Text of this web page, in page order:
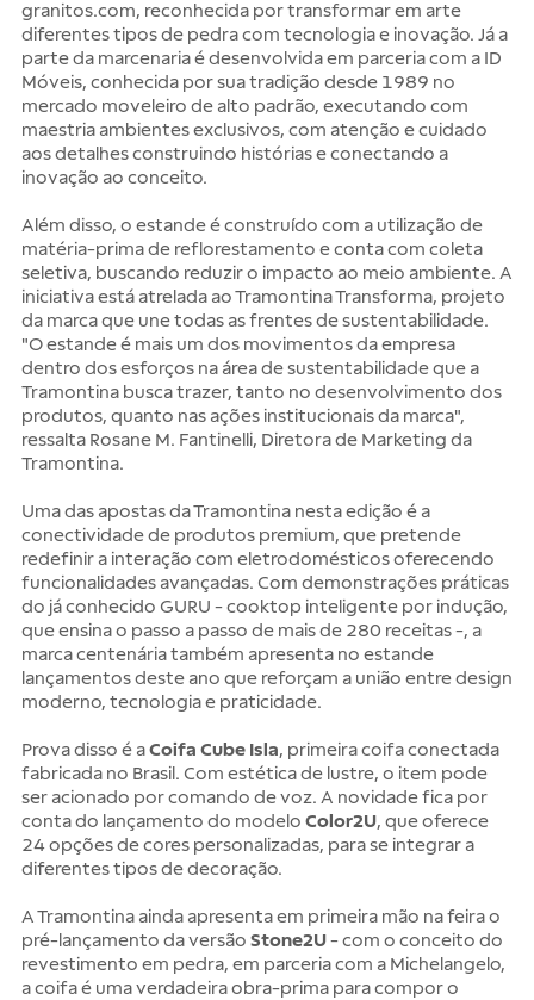
granitos.com, reconhecida por transformar em arte
diferentes tipos de pedra com tecnologia e inovação. Já a
parte da marcenaria é desenvolvida em parceria com a ID
Móveis, conhecida por sua tradição desde 1989 no
mercado moveleiro de alto padrão, executando com
maestria ambientes exclusivos, com atenção e cuidado
aos detalhes construindo histórias e conectando a
inovação ao conceito.
Além disso, o estande é construído com a utilização de
matéria-prima de reflorestamento e conta com coleta
seletiva, buscando reduzir o impacto ao meio ambiente. A
iniciativa está atrelada ao Tramontina Transforma, projeto
da marca que une todas as frentes de sustentabilidade.
"O estande é mais um dos movimentos da empresa
dentro dos esforços na área de sustentabilidade que a
Tramontina busca trazer, tanto no desenvolvimento dos
produtos, quanto nas ações institucionais da marca",
ressalta Rosane M. Fantinelli, Diretora de Marketing da
Tramontina.
Uma das apostas da Tramontina nesta edição é a
conectividade de produtos premium, que pretende
redefinir a interação com eletrodomésticos oferecendo
funcionalidades avançadas. Com demonstrações práticas
do já conhecido GURU - cooktop inteligente por indução,
que ensina o passo a passo de mais de 280 receitas -, a
marca centenária também apresenta no estande
lançamentos deste ano que reforçam a união entre design
moderno, tecnologia e praticidade.
Prova disso é aCoifa Cube Isla, primeira coifa conectada
fabricada no Brasil. Com estética de lustre, o item pode
ser acionado por comando de voz. A novidade fica por
conta do lançamento do modelo Color2U, que oferece
24 opções de cores personalizadas, para se integrar a
diferentes tipos de decoração.
A Tramontina ainda apresenta em primeira mão na feira o
pré-lançamento da versão Stone2U- com o conceito do
revestimento em pedra, em parceria com a Michelangelo,
a coifa é uma verdadeira obra-prima para compor o